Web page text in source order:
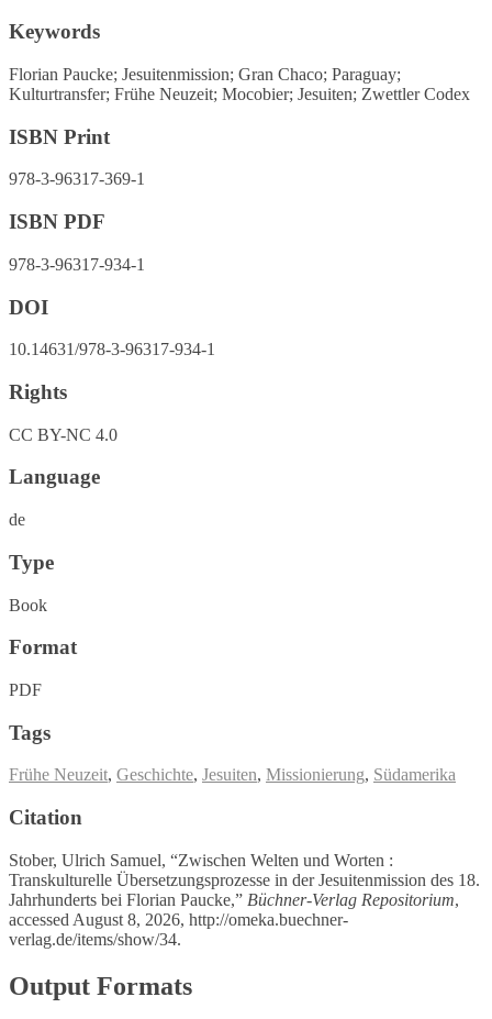
Keywords
Florian Paucke; Jesuitenmission; Gran Chaco; Paraguay;
Kulturtransfer; Frühe Neuzeit; Mocobier; Jesuiten; Zwettler Codex
ISBN Print
978-3-96317-369-1
ISBN PDF
978-3-96317-934-1
DOI
10.14631/978-3-96317-934-1
Rights
CC BY-NC 4.0
Language
de
Type
Book
Format
PDF
Tags
Frühe Neuzeit, Geschichte, Jesuiten, Missionierung, Südamerika
Citation
Stober, Ulrich Samuel, “Zwischen Welten und Worten :
Transkulturelle Übersetzungsprozesse in der Jesuitenmission des 18.
Jahrhunderts bei Florian Paucke,” Büchner-Verlag Repositorium,
accessed August 8, 2026, http://omeka.buechner-
verlag.de/items/show/34.
Output Formats